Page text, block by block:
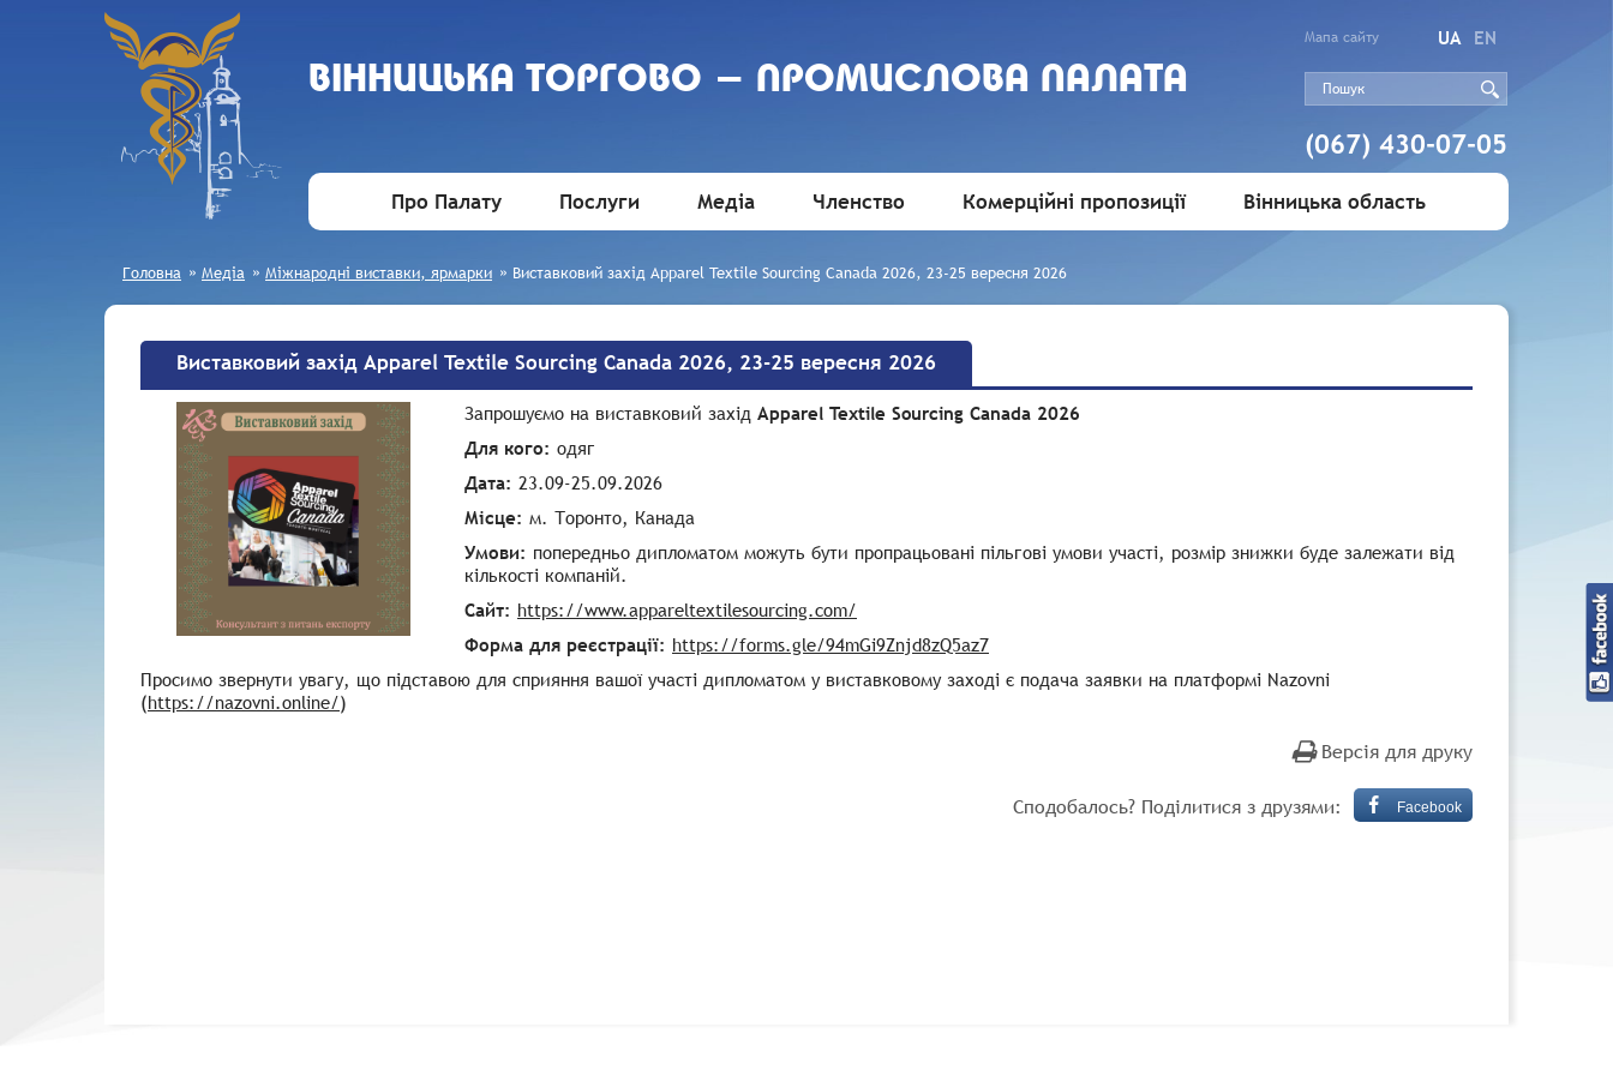
ВIННИЦЬКА ТОРГОВО - ПРОМИСЛОВА ПАЛАТА
Мапа сайту UA EN
(067) 430-07-05
Про Палату Послуги Медіа Членство Комерційні пропозиції Вінницька область
Головна » Медіа » Міжнародні виставки, ярмарки » Виставковий захід Apparel Textile Sourcing Canada 2026, 23-25 вересня 2026
Виставковий захід Apparel Textile Sourcing Canada 2026, 23-25 вересня 2026
Запрошуємо на виставковий захід Apparel Textile Sourcing Canada 2026
Для кого: одяг
Дата: 23.09-25.09.2026
Місце: м. Торонто, Канада
Умови: попередньо дипломатом можуть бути пропрацьовані пільгові умови участі, розмір знижки буде залежати від
кількості компаній.
Сайт: https://www.appareltextilesourcing.com/
Форма для реєстрації: https://forms.gle/94mGi9Znjd8zQ5az7
Просимо звернути увагу, що підставою для сприяння вашої участі дипломатом у виставковому заході є подача заявки на платформі Nazovni
(https://nazovni.online/)
Версія для друку
Сподобалось? Поділитися з друзями: Facebook